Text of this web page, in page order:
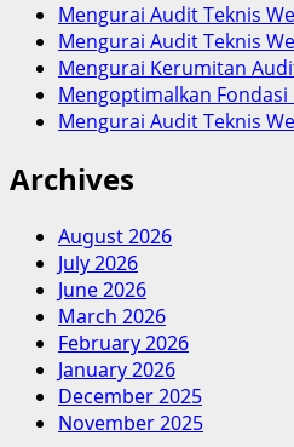
Mengurai Audit Teknis
Mengurai Audit Teknis
Mengurai Kerumitan
Mengoptimalkan
Mengurai Audit Teknis
Archives
August 2026
July 2026
June 2026
March 2026
February 2026
January 2026
December 2025
November 2025